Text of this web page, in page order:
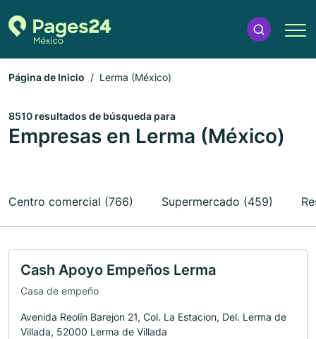
Página de Inicio Lerma (México)
8510 resultados de búsqueda para
Empresas en Lerma (México)
Centro comercial (766) Supermercado (459)
Cash Apoyo Empeños Lerma
Casa de empeño
Avenida Reolín Barejon 21, Col. La Estacion, Del. Lerma de
Villada, 52000 Lerma de Villada